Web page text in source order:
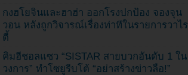
กงฮโยจินและฮาฮ่า ออกโรงปกป้อง จองจุน
วอน หลังถูกวิจารณ์เรื่องท่าทีในรายการวาไร
ตี้
คิมฮีชอลแซว “SISTAR สายบวกอันดับ 1 ใน
วงการ” ทำโซยูรีบโต้ “อย่าสร้างข่าวลือ!”